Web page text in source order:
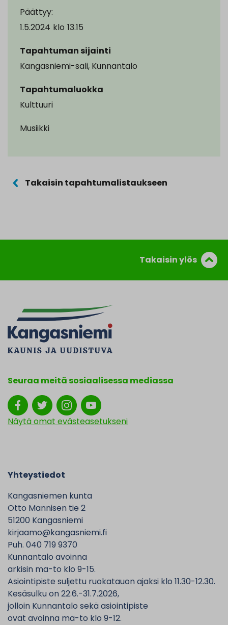
Päättyy:
1.5.2024 klo 13.15
Tapahtuman sijainti
Kangasniemi-sali, Kunnantalo
Tapahtumaluokka
Kulttuuri
Musiikki
Takaisin tapahtumalistaukseen
Takaisin ylös
Seuraa meitä sosiaalisessa mediassa
Näytä omat evästeasetukseni
Yhteystiedot
Kangasniemen kunta
Otto Mannisen tie 2
51200 Kangasniemi
kirjaamo@kangasniemi.fi
Puh. 040 719 9370
Kunnantalo avoinna
arkisin ma-to klo 9-15.
Asiointipiste suljettu ruokatauon ajaksi klo 11.30-12.30.
Kesäsulku on 22.6.-31.7.2026,
jolloin Kunnantalo sekä asiointipiste
ovat avoinna ma-to klo 9-12.